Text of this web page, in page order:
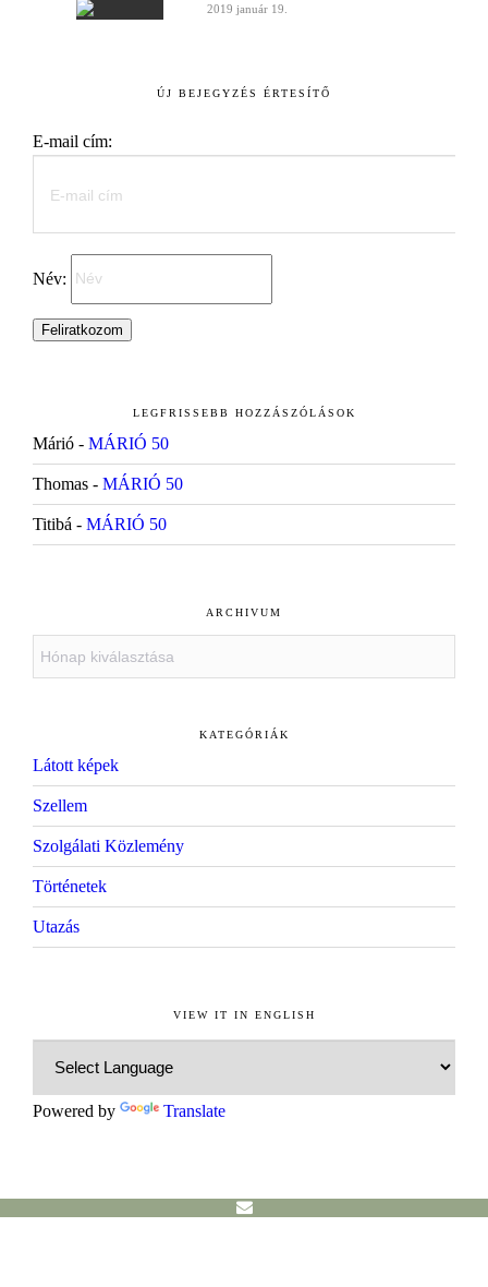
2019 január 19.
ÚJ BEJEGYZÉS ÉRTESÍTŐ
E-mail cím:
Név:
LEGFRISSEBB HOZZÁSZÓLÁSOK
Márió - MÁRIÓ 50
Thomas - MÁRIÓ 50
Titibá - MÁRIÓ 50
ARCHIVUM
KATEGÓRIÁK
Látott képek
Szellem
Szolgálati Közlemény
Történetek
Utazás
VIEW IT IN ENGLISH
Powered by Translate